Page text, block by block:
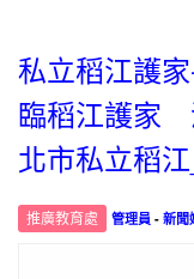
私立稻江護
臨稻江護家
北市私立稻
推廣教育處 管理員 -新聞